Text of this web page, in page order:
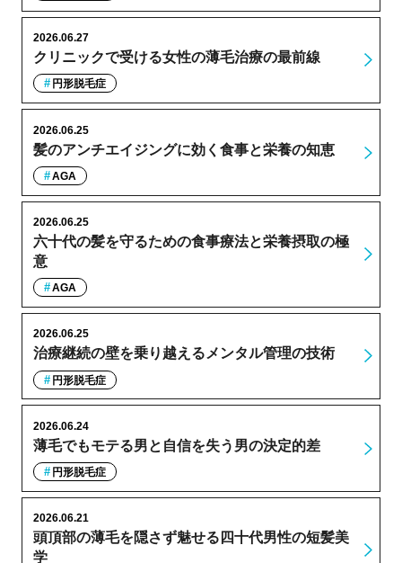
クリニックで受ける女性の薄毛治療の最前線
2026.06.27
円形脱毛症
髪のアンチエイジングに効く食事と栄養の知恵
2026.06.25
AGA
六十代の髪を守るための食事療法と栄養摂取の極
意
2026.06.25
AGA
治療継続の壁を乗り越えるメンタル管理の技術
2026.06.25
円形脱毛症
薄毛でもモテる男と自信を失う男の決定的差
2026.06.24
円形脱毛症
頭頂部の薄毛を隠さず魅せる四十代男性の短髪美
学
2026.06.21